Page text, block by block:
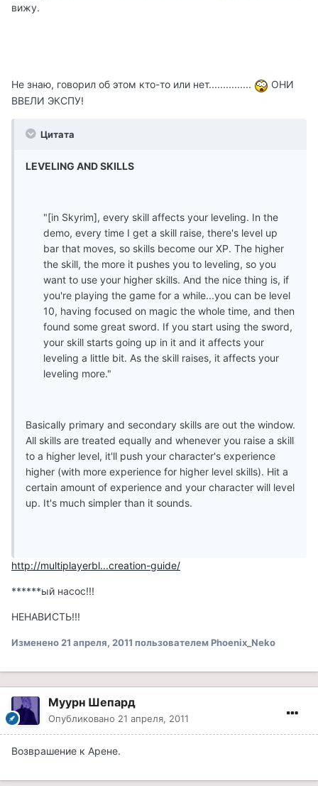
вижу.
Не знаю, говорил об этом кто-то или нет...............
ОНИ
ВВЕЛИ ЭКСПУ!
Цитата
LEVELING AND SKILLS
"[in Skyrim], every skill affects your leveling. In the
demo, every time I get a skill raise, there's level up
bar that moves, so skills become our XP. The higher
the skill, the more it pushes you to leveling, so you
want to use your higher skills. And the nice thing is, if
you're playing the game for a while...you can be level
10, having focused on magic the whole time, and then
found some great sword. If you start using the sword,
your skill starts going up in it and it affects your
leveling a little bit. As the skill raises, it affects your
leveling more."
Basically primary and secondary skills are out the window.
All skills are treated equally and whenever you raise a skill
to a higher level, it'll push your character's experience
higher (with more experience for higher level skills). Hit a
certain amount of experience and your character will level
up. It's much simpler than it sounds.
http://multiplayerbl...creation-guide/
******ый насос!!!
НЕНАВИСТЬ!!!
Изменено 21 апреля, 2011 пользователем Phoenix_Neko
Муурн Шепард
Опубликовано 21 апреля, 2011
Возврашение к Арене.